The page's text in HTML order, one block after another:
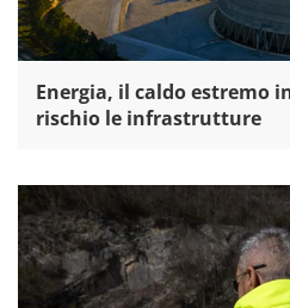
Energia, il caldo estremo
rischio le infrastrutture